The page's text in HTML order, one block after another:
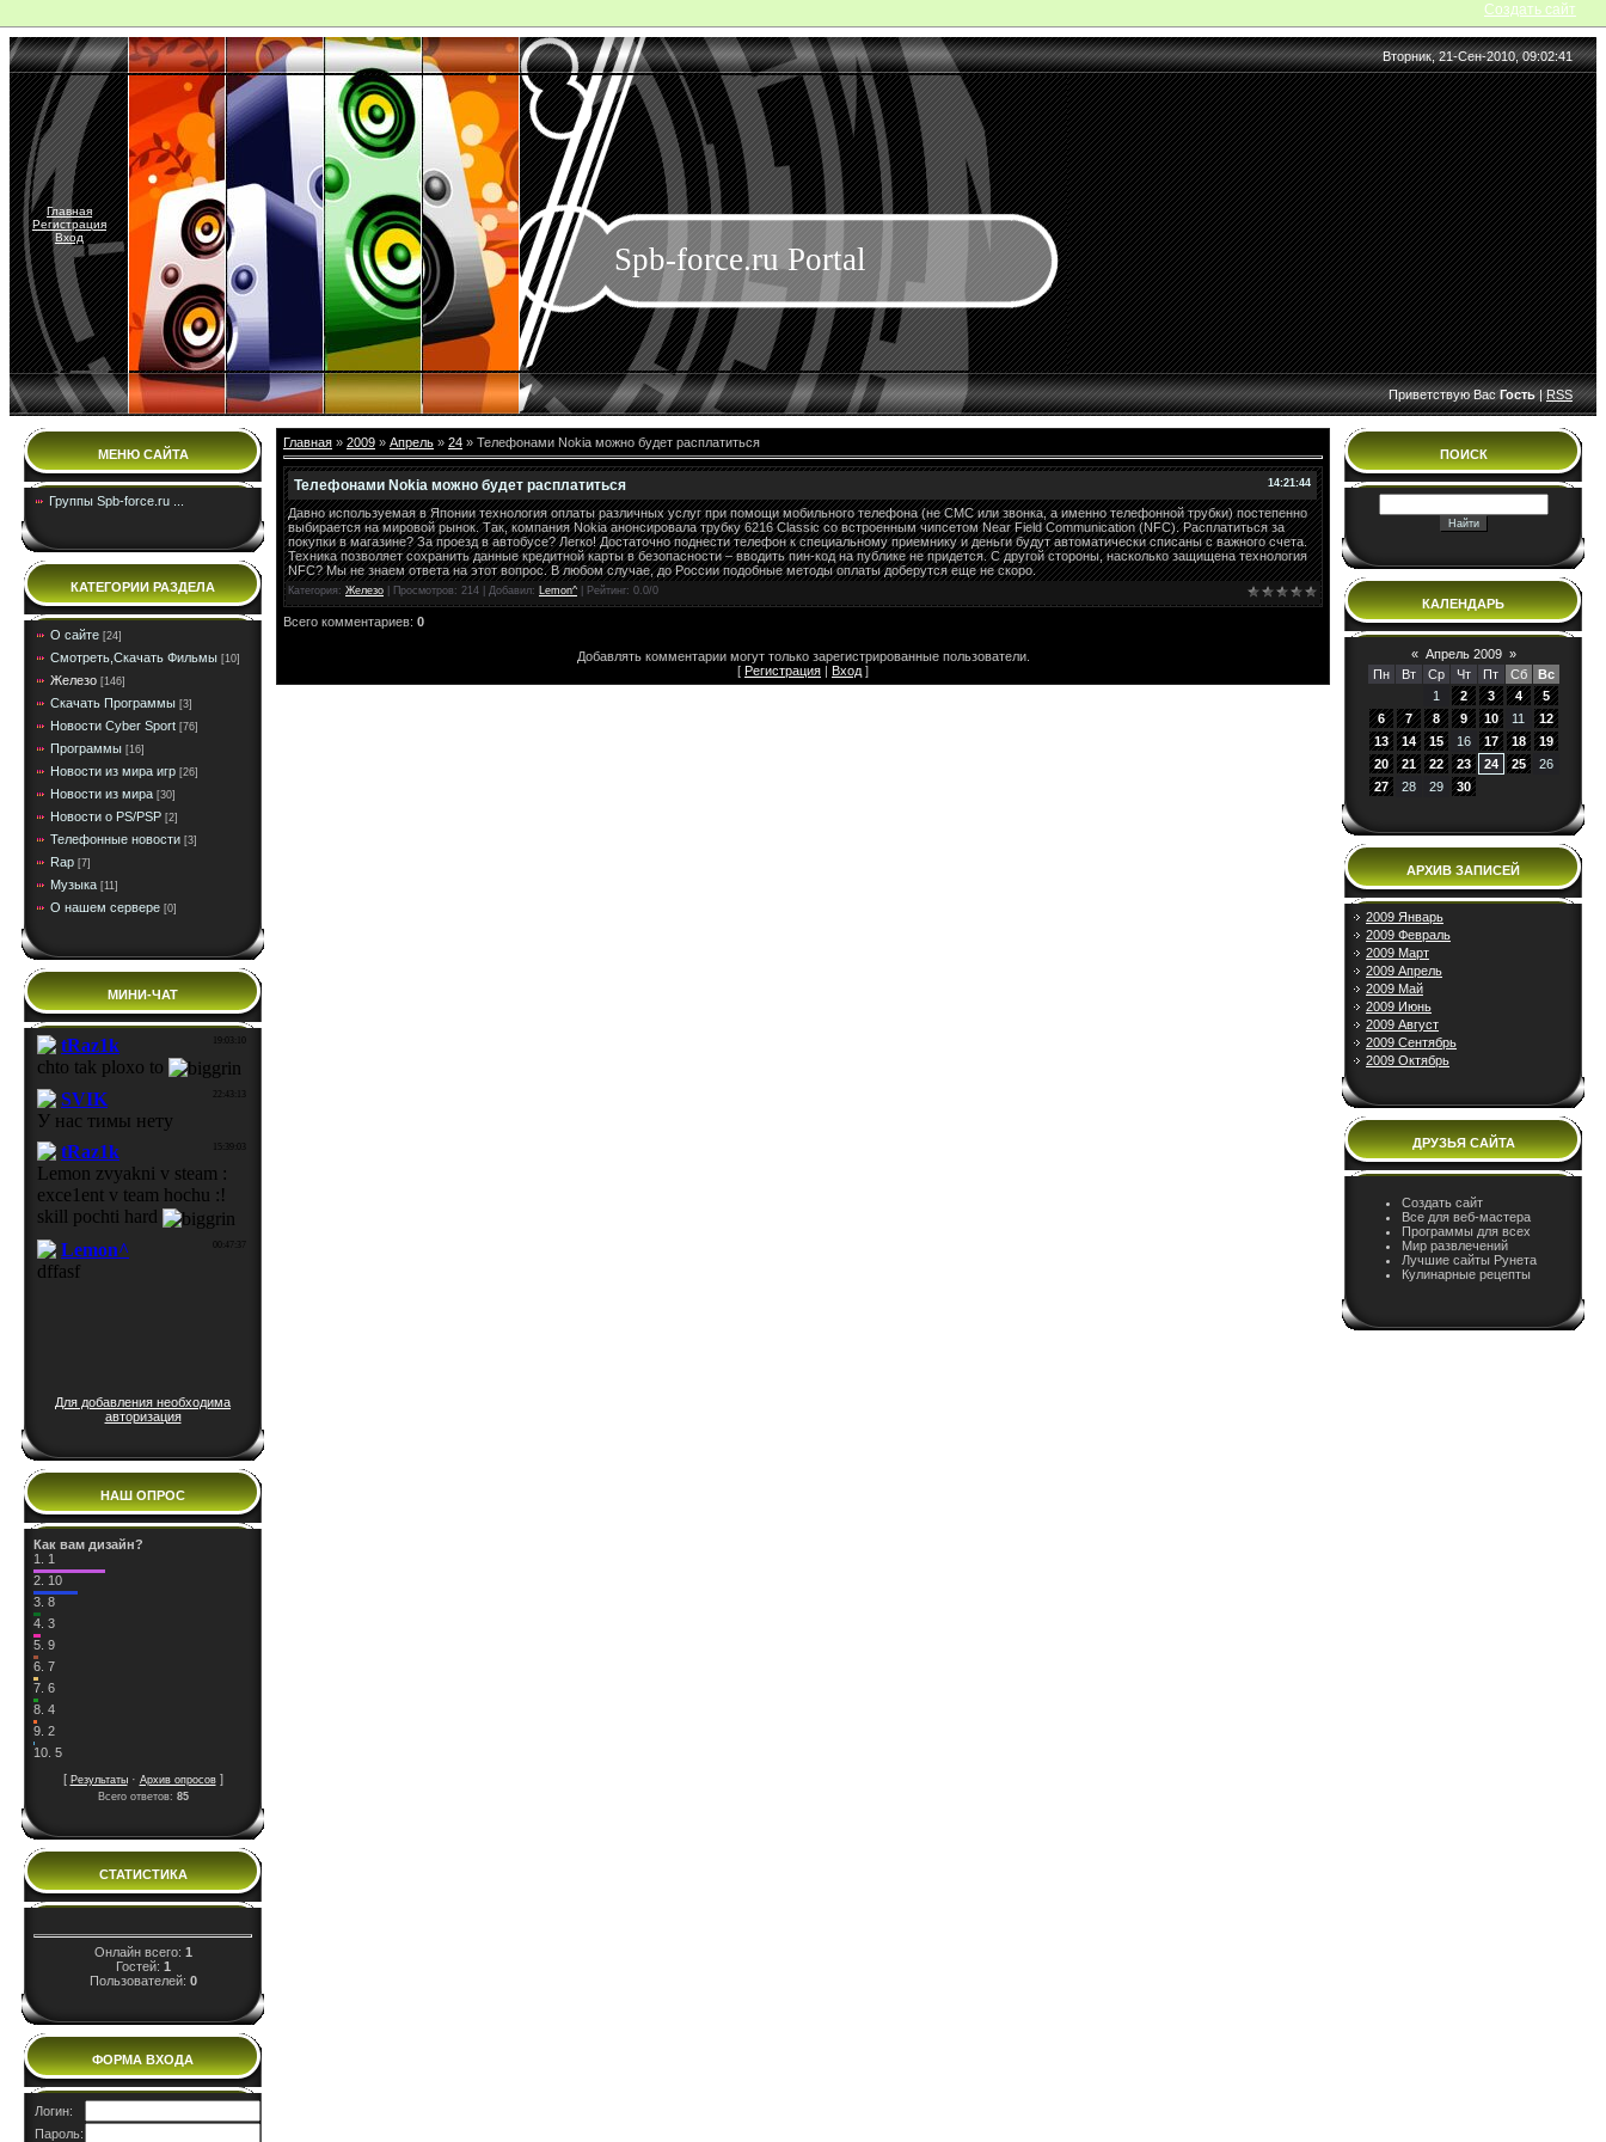
Создать сайт
Вторник, 21-Сен-2010, 09:02:41
Главная
Регистрация
Вход
Spb-force.ru Portal
Приветствую ВасГость|RSS
МЕНЮ САЙТА
Группы Spb-force.ru ...
КАТЕГОРИИ РАЗДЕЛА
О сайте [24]
Смотреть,Скачать Фильмы [10]
Железо [146]
Скачать Программы [3]
Новости Cyber Sport [76]
Программы [16]
Новости из мира игр [26]
Новости из мира [30]
Новости о PS/PSP [2]
Телефонные новости [3]
Rap [7]
Музыка [11]
О нашем сервере [0]
МИНИ-ЧАТ
Для добавления необходима
авторизация
НАШ ОПРОС
Как вам дизайн?
1. 1
2. 10
3. 8
4. 3
5. 9
6. 7
7. 6
8. 4
9. 2
10. 5
[ Результаты· Архив опросов]
Всего ответов: 85
СТАТИСТИКА
Онлайн всего: 1
Гостей: 1
Пользователей: 0
ФОРМА ВХОДА
Логин:
Пароль:
Главная » 2009 » Апрель » 24 » Телефонами Nokia можно будет расплатиться
14:21:44
Телефонами Nokia можно будет расплатиться
Давно используемая в Японии технология оплаты различных услуг при помощи мобильного телефона (не СМС или звонка, а именно телефонной трубки) постепенно
выбирается на мировой рынок. Так, компания Nokia анонсировала трубку 6216 Classic со встроенным чипсетом Near Field Communication (NFC). Расплатиться за
покупки в магазине? За проезд в автобусе? Легко! Достаточно поднести телефон к специальному приемнику и деньги будут автоматически списаны с важного счета.
Техника позволяет сохранить данные кредитной карты в безопасности – вводить пин-код на публике не придется. С другой стороны, насколько защищена технология
NFC? Мы не знаем ответа на этот вопрос. В любом случае, до России подобные методы оплаты доберутся еще не скоро.
Категория: Железо | Просмотров: 214 | Добавил: Lemon^ | Рейтинг: 0.0/0
Всего комментариев: 0
Добавлять комментарии могут только зарегистрированные пользователи.
[ Регистрация | Вход ]
ПОИСК
КАЛЕНДАРЬ
« Апрель 2009 »
Пн
Вт Ср Чт Пт Сб
Вс
1
2 3 4
5
6
7 8 9 10 11
12
13
14 15 16 17 18
19
20
21 22 23 24 25
26
27
28 29 30
АРХИВ ЗАПИСЕЙ
2009 Январь
2009 Февраль
2009 Март
2009 Апрель
2009 Май
2009 Июнь
2009 Август
2009 Сентябрь
2009 Октябрь
ДРУЗЬЯ САЙТА
Создать сайт
Все для веб-мастера
Программы для всех
Мир развлечений
Лучшие сайты Рунета
Кулинарные рецепты